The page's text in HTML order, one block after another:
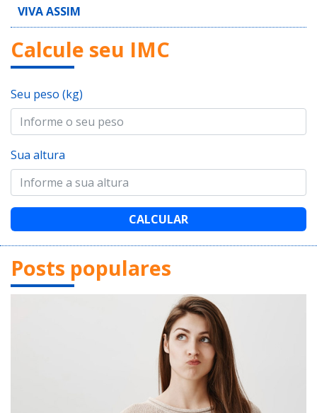
VIVA ASSIM
Calcule seu IMC
Seu peso (kg)
Sua altura
CALCULAR
Posts populares